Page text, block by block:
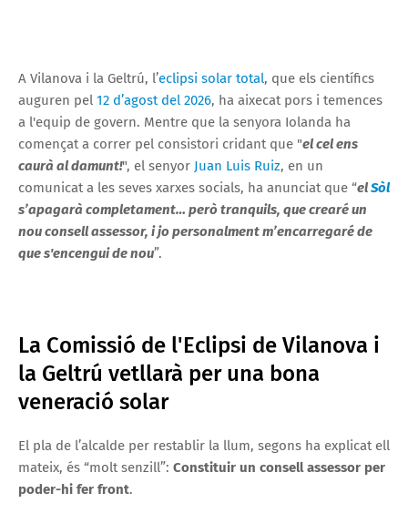
A Vilanova i la Geltrú, l’eclipsi solar total, que els científics
auguren pel 12 d’agost del 2026, ha aixecat pors i temences
a l'equip de govern. Mentre que la senyora Iolanda ha
començat a correr pel consistori cridant que "el cel ens
caurà al damunt!", el senyor Juan Luis Ruiz, en un
comunicat a les seves xarxes socials, ha anunciat que “elSòl
s’apagarà completament… però tranquils, que crearé un
nou consell assessor, i jo personalment m’encarregaré de
que s'encengui de nou”.
La Comissió de l'Eclipsi de Vilanova i
la Geltrú vetllarà per una bona
veneració solar
El pla de l’alcalde per restablir la llum, segons ha explicat ell
mateix, és “molt senzill”: Constituir un consell assessor per
poder-hi fer front.